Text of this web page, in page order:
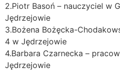
2.Piotr Basoń – nauczyciel w
Jędrzejowie
3.Bożena Bożęcka-
4 w Jędrzejowie
4.Barbara Czarnecka –
Jędrzejowie